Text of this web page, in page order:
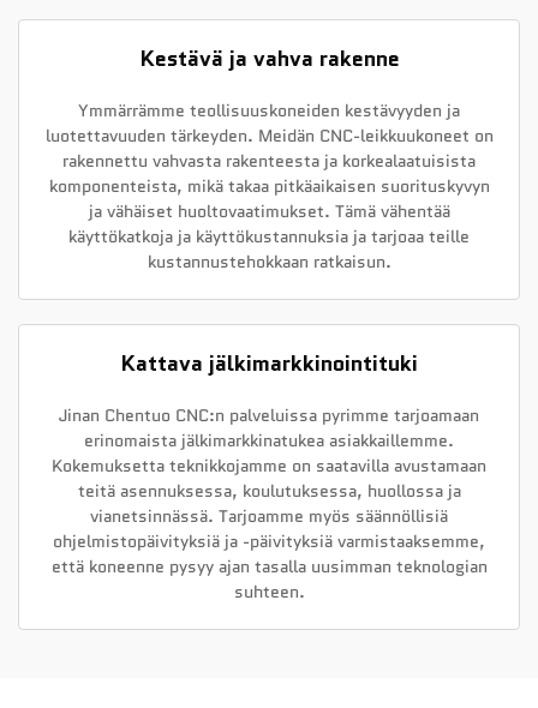
Kestävä ja vahva rakenne
Ymmärrämme teollisuuskoneiden kestävyyden ja
luotettavuuden tärkeyden. Meidän CNC-leikkuukoneet on
rakennettu vahvasta rakenteesta ja korkealaatuisista
komponenteista, mikä takaa pitkäaikaisen suorituskyvyn
ja vähäiset huoltovaatimukset. Tämä vähentää
käyttökatkoja ja käyttökustannuksia ja tarjoaa teille
kustannustehokkaan ratkaisun.
Kattava jälkimarkkinointituki
Jinan Chentuo CNC:n palveluissa pyrimme tarjoamaan
erinomaista jälkimarkkinatukea asiakkaillemme.
Kokemuksetta teknikkojamme on saatavilla avustamaan
teitä asennuksessa, koulutuksessa, huollossa ja
vianetsinnässä. Tarjoamme myös säännöllisiä
ohjelmistopäivityksiä ja -päivityksiä varmistaaksemme,
että koneenne pysyy ajan tasalla uusimman teknologian
suhteen.